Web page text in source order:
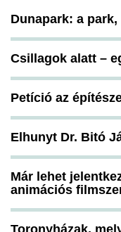
Dunapark: a
Csillagok alatt –
Petíció az
Elhunyt Dr. Bitó
Már lehet
animációs